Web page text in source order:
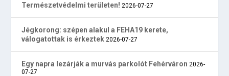
Természetvédelmi területen! 2026-07-27
Jégkorong: szépen alakul a FEHA19 kerete,
válogatottak is érkeztek 2026-07-27
Egy napra lezárják a murvás parkolót Fehérváron 2026-
07-27